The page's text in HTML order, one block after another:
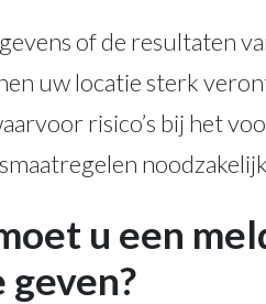
of de resultaten
uw locatie sterk
risico’s bij het
u een